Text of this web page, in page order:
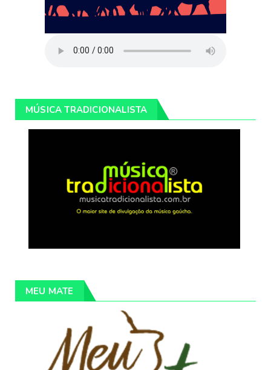
MÚSICA TRADICIONALISTA
MEU MATE